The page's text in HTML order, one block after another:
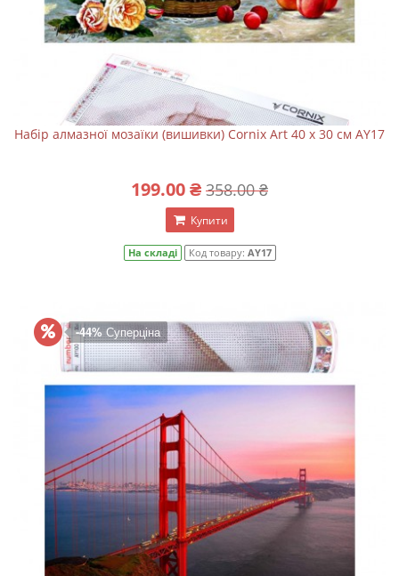
Набір алмазної мозаїки (вишивки) Cornix Art 40 x 30 см AY17
199.00 ₴ 358.00 ₴
Купити
На складі Код товару: AY17
-44% Суперціна